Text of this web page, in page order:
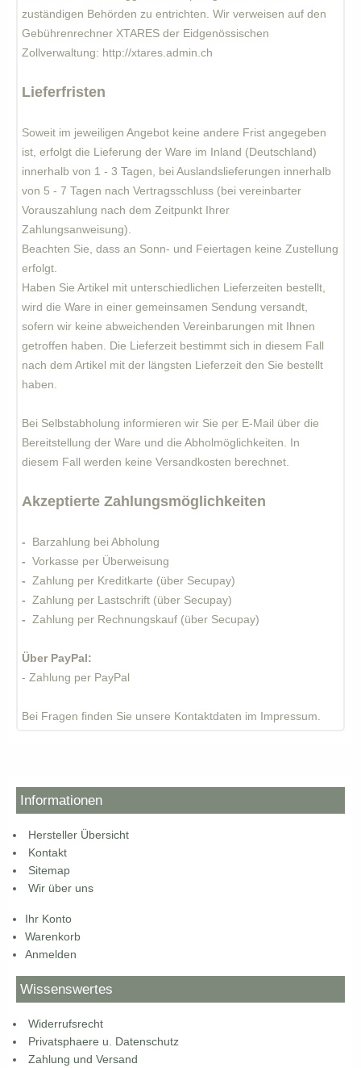
zuständigen Behörden zu entrichten. Wir verweisen auf den
Gebührenrechner XTARES der Eidgenössischen
Zollverwaltung: http://xtares.admin.ch
Lieferfristen
Soweit im jeweiligen Angebot keine andere Frist angegeben
ist, erfolgt die Lieferung der Ware im Inland (Deutschland)
innerhalb von 1 - 3 Tagen, bei Auslandslieferungen innerhalb
von 5 - 7 Tagen nach Vertragsschluss (bei vereinbarter
Vorauszahlung nach dem Zeitpunkt Ihrer
Zahlungsanweisung).
Beachten Sie, dass an Sonn- und Feiertagen keine Zustellung
erfolgt.
Haben Sie Artikel mit unterschiedlichen Lieferzeiten bestellt,
wird die Ware in einer gemeinsamen Sendung versandt,
sofern wir keine abweichenden Vereinbarungen mit Ihnen
getroffen haben.
Die Lieferzeit bestimmt sich in diesem Fall
nach dem Artikel mit der längsten Lieferzeit den Sie bestellt
haben.
Bei Selbstabholung informieren wir Sie per E-Mail über die
Bereitstellung der Ware und die Abholmöglichkeiten. In
diesem Fall werden keine Versandkosten berechnet.
Akzeptierte Zahlungsmöglichkeiten
- Barzahlung bei Abholung
- Vorkasse per Überweisung
- Zahlung per Kreditkarte (über Secupay)
- Zahlung per Lastschrift (über Secupay)
- Zahlung per Rechnungskauf (über Secupay)
Über PayPal:
- Zahlung per PayPal
Bei Fragen finden Sie unsere Kontaktdaten im Impressum.
Informationen
Hersteller Übersicht
Kontakt
Sitemap
Wir über uns
Ihr Konto
Warenkorb
Anmelden
Wissenswertes
Widerrufsrecht
Privatsphaere u. Datenschutz
Zahlung und Versand